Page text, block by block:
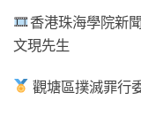
香港珠海學院新
文現先生
觀塘區撲滅罪行